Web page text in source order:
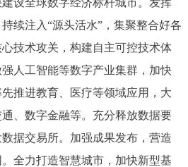
设全球数字经济标杆城市。发挥
续注入“源头活水”，集聚整合好各
技术攻关，构建自主可控技术体
人工智能等数字产业集群，加快
推进教育、医疗等领域应用，大
、数字金融等。充分释放数据要
据交易所。加强成果发布，营造
全力打造智慧城市，加快新型基